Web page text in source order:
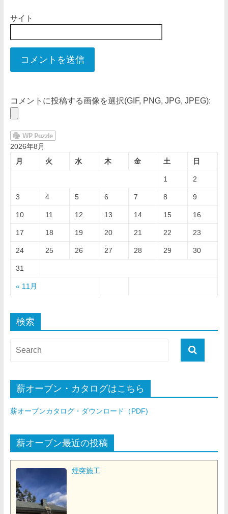
サイト
コメントに投稿する画像を選択(GIF, PNG, JPG, JPEG):
2026年8月
月
火 水 木 金 土 日
« 11月
1 2
3 4 5 6 7 8 9
10 11 12 13 14 15 16
17 18 19 20 21 22 23
24 25 26 27 28 29 30
31
検索
薪オーブン・カタログはこちら
薪オーブンカタログ・ダウンロード（PDF)
薪オーブン最近の投稿
煙突施工